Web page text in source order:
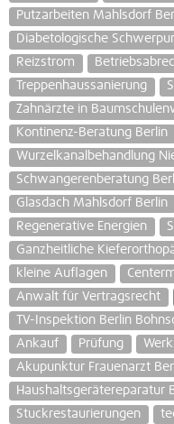
Putzarbeiten Mahlsdorf
Diabetologische
Reizstrom
Treppenhaussanierung
Zahnärzte in
Kontinenz-Beratung Berlin
Wurzelkanalbehandlung
Schwangerenberatung
Glasdach Mahlsdorf Berlin
Regenerative Energien
Ganzheitliche
kleine Auflagen
Anwalt für Vertragsrecht
TV-Inspektion Berlin
Ankauf
Prüfung
Akupunktur Frauenarzt
Haushaltsgerätereparatur
Stuckrestaurierungen